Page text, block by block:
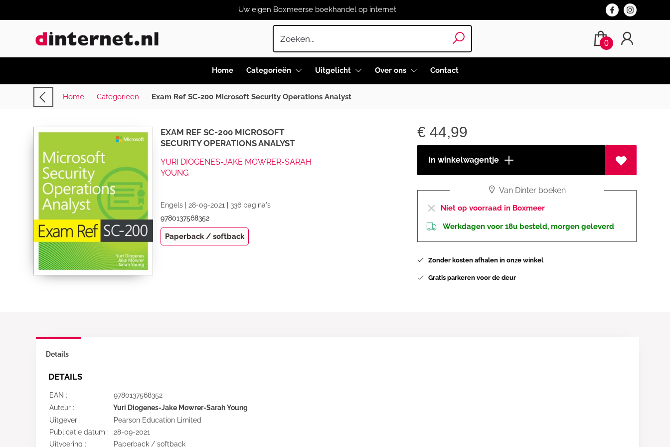
Uw eigen Boxmeerse boekhandel op internet
0
Home Categorieën Uitgelicht Over ons Contact
Home - Categorieën - Exam Ref SC-200 Microsoft Security Operations Analyst
EXAM REF SC-200 MICROSOFT
SECURITY OPERATIONS ANALYST
YURI DIOGENES-JAKE MOWRER-SARAH
YOUNG
Engels | 28-09-2021 | 336 pagina's
9780137568352
Paperback / softback
€ 44,99
In winkelwagentje
Van Dinter boeken
Niet op voorraad in Boxmeer
Werkdagen voor 18u besteld, morgen geleverd
Zonder kosten afhalen in onze winkel
Gratis parkeren voor de deur
Details
DETAILS
EAN :
9780137568352
Auteur :
Yuri Diogenes-Jake Mowrer-Sarah Young
Uitgever :
Pearson Education Limited
Publicatie datum :
28-09-2021
Uitvoering :
Paperback / softback